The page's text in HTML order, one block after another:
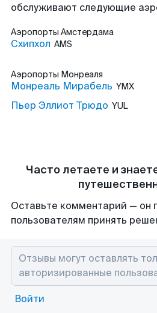
обслуживают следующие
Аэропорты Амстердама
Схипхол AMS
Аэропорты Монреаля
Монреаль Мирабель YMX
Пьер Эллиот Трюдо YUL
Часто летаете и
Оставьте комментарий — он
пользователям принять
Войти